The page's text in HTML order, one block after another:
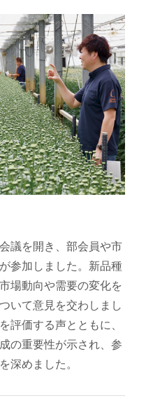
ンド
案内
情報
覧
議を開き、部会員や市
参加しました。新品種
場動向や需要の変化を
いて意見を交わしまし
評価する声とともに、
の重要性が示され、参
深めました。